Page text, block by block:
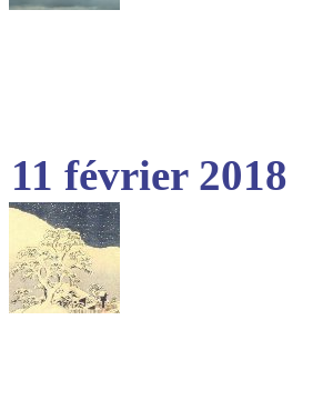
11 février 2018